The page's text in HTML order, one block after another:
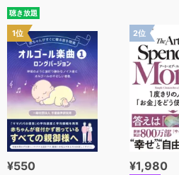
聴き放題
1位
¥550
2位
¥1,980